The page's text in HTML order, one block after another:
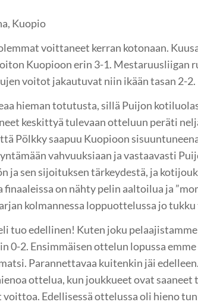
Kuopio
voittaneet kerran kotonaan.
Kuopioon erin 3-1. Mestaruusliigan
voitot jakautuvat niin ikään tasan 2-2.
hieman totutusta, sillä Puijon
keskittyä tulevaan otteluun peräti
Pölkky saapuu Kuopioon
vahvuuksiaan ja vastaavasti
sen sijoituksen tärkeydestä, ja
on nähty pelin aaltoilua ja
kolmannessa loppuottelussa jo tukku
tuo edellinen! Kuten joku
0-2. Ensimmäisen ottelun lopussa
Parannettavaa kuitenkin jäi
ottelua, kun joukkueet ovat saaneet
Edellisessä ottelussa oli hieno